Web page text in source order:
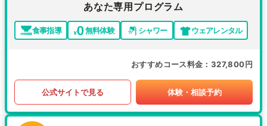
あなた専用プログラム
食事指導 無料体験 シャワー ウェアレンタル
おすすめコース料金 327,800円
公式サイトで見る 体験・相談予約